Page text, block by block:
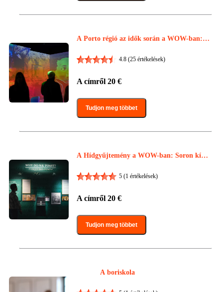
A Porto régió az idők során a WOW-ban: S
4.8 (25 értékelések)
A címről 20 €
Tudjon meg többet
A Hídgyűjtemény a WOW-ban: Soron kívü
5 (1 értékelések)
A címről 20 €
Tudjon meg többet
A boriskola